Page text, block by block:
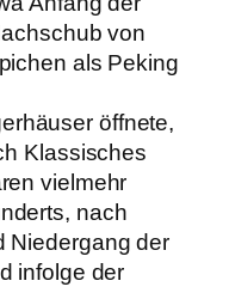
von
als Peking
öffnete,
Klassisches
vielmehr
nach
Niedergang der
infolge der